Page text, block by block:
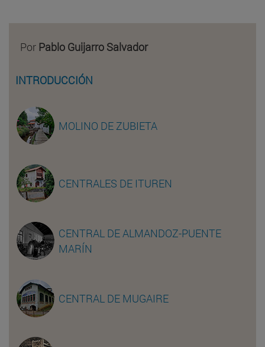
Por Pablo Guijarro Salvador
INTRODUCCIÓN
MOLINO DE ZUBIETA
CENTRALES DE ITUREN
CENTRAL DE ALMANDOZ-PUENTE
MARÍN
CENTRAL DE MUGAIRE